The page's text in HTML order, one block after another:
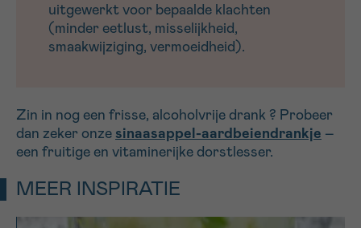
uitgewerkt voor bepaalde klachten
(minder eetlust, misselijkheid,
smaakwijziging, vermoeidheid).
Zin in nog een frisse, alcoholvrije drank ? Probeer
dan zeker onze sinaasappel-aardbeiendrankje –
een fruitige en vitaminerijke dorstlesser.
MEER INSPIRATIE